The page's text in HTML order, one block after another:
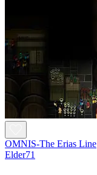
OMNIS-The Erias Line
Elder71